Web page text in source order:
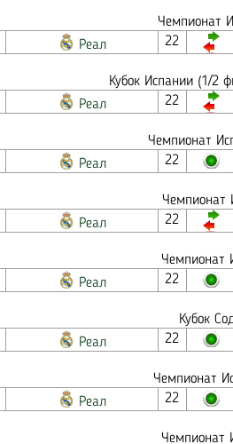
Чемпионат
Реал 22
Кубок Испании (1/2
Реал 22
Чемпионат
Реал 22
Чемпионат
Реал 22
Чемпионат
Реал 22
Кубок
Реал 22
Чемпионат
Реал 22
Чемпионат